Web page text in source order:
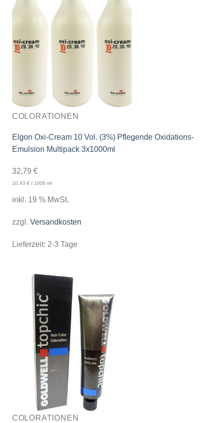
COLORATIONEN
Elgon Oxi-Cream 10 Vol. (3%) Pflegende Oxidations-
Emulsion Multipack 3x1000ml
32,79 €
10,93 €/1000 ml
inkl. 19 % MwSt.
zzgl. Versandkosten
Lieferzeit: 2-3 Tage
COLORATIONEN